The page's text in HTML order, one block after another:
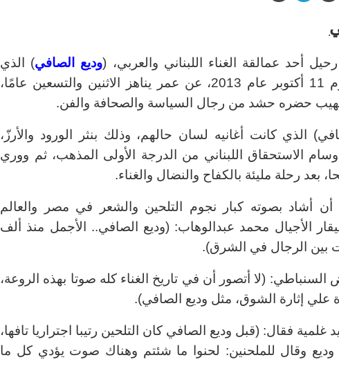
أحد عمالقة الغناء اللبناني والعربي، (وديع الصافي) الذي
رحل عن حياتنا الفنية يوم 11 أكتوبر عام 2013، عن عمر يناهز الاثنين والتسعين عامًا،
حضره حشد من رجال السياسة والصحافة والفن.
الذي كانت أغانيه لسان حالهم، وذلك بنثر الورود والأرزّ،
الاستحقاق اللبناني من الدرجة الأولى المذهب، ثم ووري
بعد رحلة مليئة بالكفاح والنضال والغناء.
أشاد بصوته كبار نجوم التلحين والشعر في مصر والعالم
الأجيال محمد عبدالوهاب: (وديع الصافي.. الأجمل منذ ألف
الرجال في الشرق).
(لا أتصور أن في تاريخ الغناء كله صوتا بهذه الروعة،
علي إثارة الشوق، مثل وديع الصافي).
غلمية فقال: (قبل وديع الصافي كان التلحين رتيبا اجتراريا تافها،
وديع وقال للملحنين: لحنوا ما شئتم وهناك صوت يؤدي كل ما